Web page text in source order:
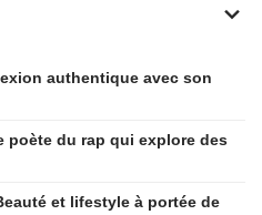
authentique avec son
poète du rap qui explore des
et lifestyle à portée de